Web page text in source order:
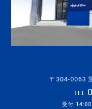
〒304-0063
TEL
受付